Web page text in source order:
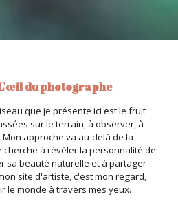
du photographe
que je présente ici est le fruit
sur le terrain, à observer, à
approche va au-delà de la
cherche à révéler la personnalité de
sa beauté naturelle et à partager
site d'artiste, c'est mon regard,
le monde à travers mes yeux.